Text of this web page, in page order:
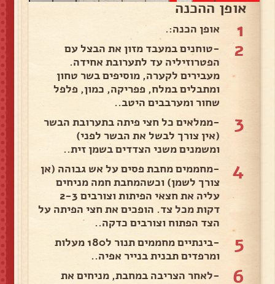
אופן ההכנה
1 אופן הכנה:.
2
-טוחנים במעבד מזון את הבצל עם
הפטרוזיליה עד לתערובת אחידה.
מעבירים לקערה, מוסיפים בשר טחון
ומתבלים במלח, פפריקה, כמון, פלפל
שחור ומערבבים היטב..
3
-ממלאים כל חצי פיתה בתערובת הבשר
(אין צורך לבשל את הבשר לפני)
ומשמנים משני הצדדים בשמן זית..
4
-מחממים מחבת פסים על אש גבוהה (אן
צורך לשמן) וכשהמחבת חמה מניחים
עליה את חצאי הפיתות וצורבים 2-3
דקות מכל צד. הופכים את חצי הפיתה על
הצד הפתוח וצורבים כדקה..
5
-בינתיים מחממים תנור ל180 מעלות
ומרפדים תבנית בנייר אפיה..
6
-לאחר הצריבה במחבת, מניחים את